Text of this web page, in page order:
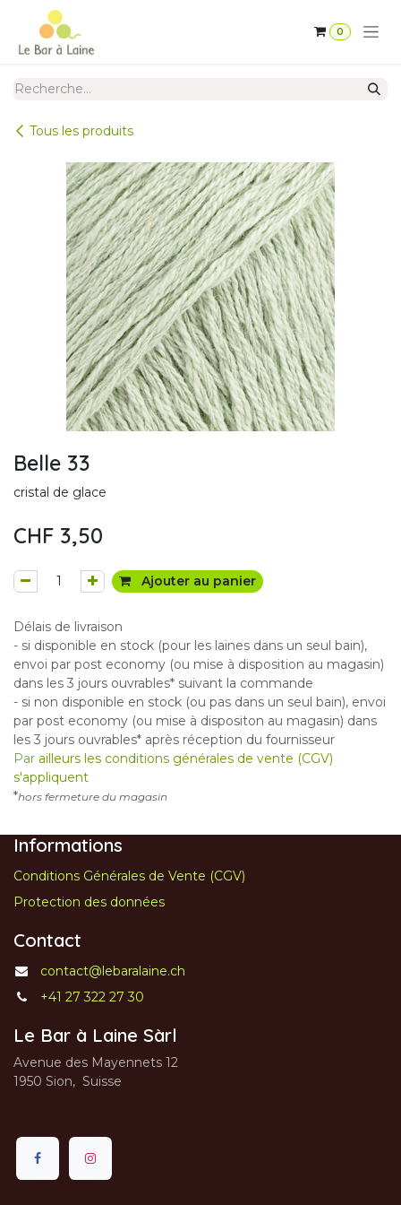
Se rendre au contenu
0
Tous les produits
Belle 33
cristal de glace
CHF 3,50
Ajouter au panier
Délais de livraison
- si disponible en stock (pour les laines dans un seul bain),
envoi par post economy (ou mise à disposition au magasin)
dans les 3 jours ouvrables* suivant la commande
- si non disponible en stock (ou pas dans un seul bain), envoi
par post economy (ou mise à dispositon au magasin) dans
les 3 jours ouvrables* après réception du fournisseur
Par ailleurs les conditions générales de vente (CGV)
s'appliquent
*hors fermeture du magasin
Informations
Conditions Générales de Vente (CGV)
Protection des données
Contact
contact@lebaralaine.ch
+41 27 322 27 30
Le Bar à Laine Sàrl
Avenue des Mayennets 12
1950 Sion, Suisse